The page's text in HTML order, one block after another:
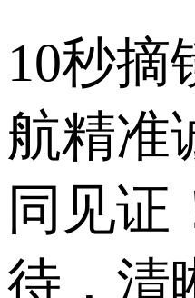
10秒摘
航精准
同见证
待，清